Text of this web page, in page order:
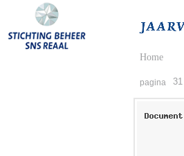
pagina 31
Home